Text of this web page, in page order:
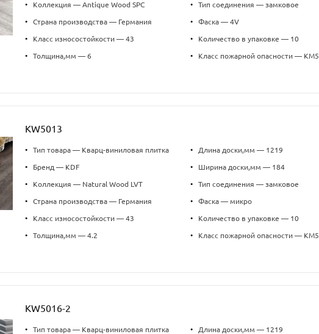
• Коллекция — Antique Wood SPC
• Страна производства — Германия
• Класс износостойкости — 43
• Толщина,мм — 6
• Тип соединения — замковое
• Фаска — 4V
• Количество в упаковке — 10
• Класс пожарной опасности — КМ5
KW5013
• Тип товара — Кварц-виниловая плитка
• Бренд — KDF
• Коллекция — Natural Wood LVT
• Страна производства — Германия
• Класс износостойкости — 43
• Толщина,мм — 4.2
• Длина доски,мм — 1219
• Ширина доски,мм — 184
• Тип соединения — замковое
• Фаска — микро
• Количество в упаковке — 10
• Класс пожарной опасности — КМ5
KW5016-2
• Тип товара — Кварц-виниловая плитка • Длина доски,мм — 1219